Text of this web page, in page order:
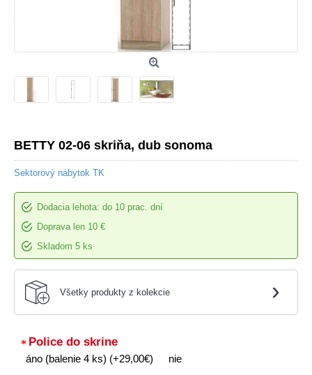
BETTY 02-06 skriňa, dub sonoma
Sektorový nábytok TK
Dodacia lehota: do 10 prac. dní
Doprava len 10 €
Skladom 5 ks
Všetky produkty z kolekcie ›
Police do skrine
áno (balenie 4 ks) (+29,00€) nie